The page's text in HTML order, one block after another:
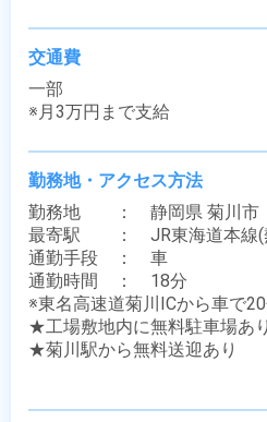
交通費
一部
※月3万円まで支給
勤務地・アクセス方法
勤務地　　：　静岡県 菊川市
最寄駅　　：　JR東海道本線
通勤手段　：　車
通勤時間　：　18分
※東名高速道菊川ICから車で
★工場敷地内に無料駐車場あり
★菊川駅から無料送迎あり